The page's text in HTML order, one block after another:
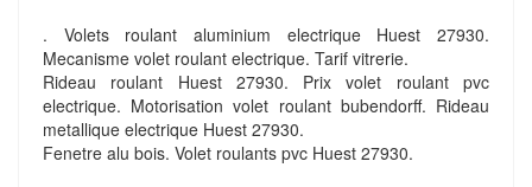
. Volets roulant aluminium electrique Huest 27930.
Mecanisme volet roulant electrique. Tarif vitrerie.
Rideau roulant Huest 27930. Prix volet roulant pvc
electrique. Motorisation volet roulant bubendorff. Rideau
metallique electrique Huest 27930.
Fenetre alu bois. Volet roulants pvc Huest 27930.